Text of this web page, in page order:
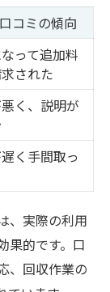
コミの傾向
って追加料
された
く、説明が
く手間取っ
、実際の利用
果的です。口
、回収作業の